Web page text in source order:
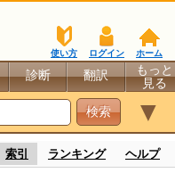
ホーム
ログイン
使い方
診断 翻訳
もっと
見る
▼
索引 ランキング ヘルプ